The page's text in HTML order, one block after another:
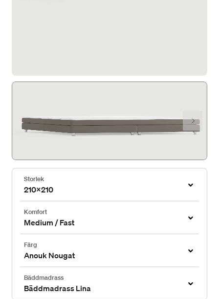
Storlek
210x210
Komfort
Medium / Fast
Färg
Anouk Nougat
Bäddmadrass
Bäddmadrass Lina